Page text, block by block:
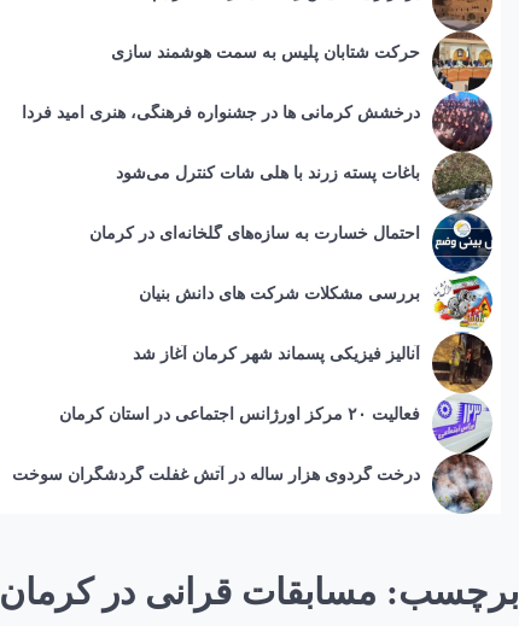
حرکت شتابان پلیس به سمت هوشمند سازی
درخشش کرمانی ها در جشنواره فرهنگی، هنری امید فردا
باغات پسته زرند با هلی شات کنترل می‌شود
احتمال خسارت به ساز‌ه‌های گلخانه‌ای در کرمان
بررسی مشکلات شرکت های دانش بنیان
آنالیز فیزیکی پسماند شهر کرمان آغاز شد
فعالیت ۲۰ مرکز اورژانس اجتماعی در استان کرمان
درخت گردوی هزار ساله در آتش غفلت گردشگران سوخت
برچسب: مسابقات قرانی در کرمان